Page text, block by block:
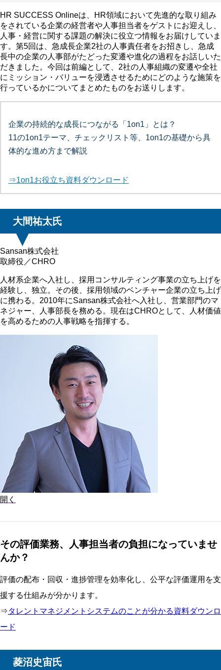
HR SUCCESS Onlineは、HR領域において先進的な取り組み
をされている企業の経営者や人事担当者をゲストにお迎えし、
人事・経営に関する課題の解決に役立つ情報をお届けしていま
す。第5回は、急成長企業2社の人事責任者をお招きし、急成
長中の企業の人事部がたどった変遷や進化の過程をお話しいた
だきました。今回は前編として、2社の人事組織の変遷や全社
にミッション・バリューを浸透させるためにどのような施策を
行っているかについてまとめたものをお送りします。
企業の持続的な成長につながる「1on1」とは？
11の1on1テーマ、チェックリスト等、1on1の基礎から具
体的な進め方まで解説
⇒1on1お役立ち資料ダウンロード
大間祐太氏
Sansan株式会社
取締役／CHRO
人材系企業へ入社し、採用コンサルティング事業の立ち上げを
経験し、独立。その後、採用領域のベンチャー企業の立ち上げ
に携わる。2010年にSansan株式会社へ入社し、営業部門のマ
ネジャー、人事部長を務める。現在はCHROとして、人材価値
を高めるための人事戦略を指揮する。
開く
その評価業務、人事担当者の負担になっていませ
んか？
評価の配布・回収・進捗管理を効率化し、公平な評価運用を支
援する仕組みが分かります。
⇒タレントマネジメントシステムのことが分かる資料ダウンロ
ード
菱沼史宙氏